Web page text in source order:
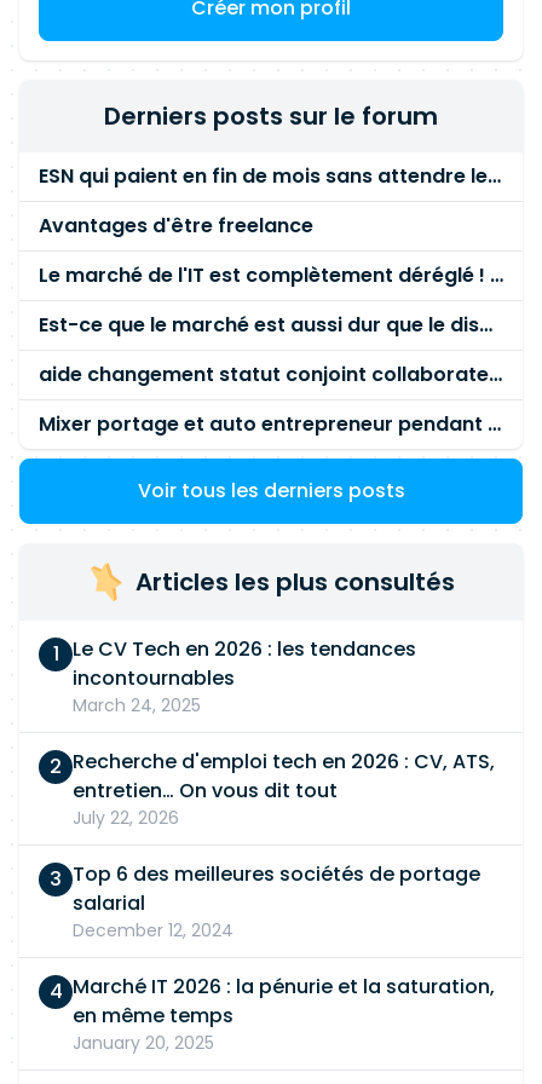
transformation du système d'information. Porter
les décisions et recommandations
prenantes.
Créer mon profil
Derniers posts sur le forum
ESN qui paient en fin de mois sans attendre le paiement client ?
Avantages d'être freelance
Le marché de l'IT est complètement déréglé ! STOP à cette mascarade ! Il faut s'unir et résister !
Est-ce que le marché est aussi dur que le disent les commerciaux ?
aide changement statut conjoint collaborateur
Mixer portage et auto entrepreneur pendant des années - quel risque ?
Voir tous les derniers posts
Articles les plus consultés
Le CV Tech en 2026 : les tendances
incontournables
March 24, 2025
Recherche d'emploi tech en 2026 : CV, ATS,
entretien… On vous dit tout
July 22, 2026
Top 6 des meilleures sociétés de portage
salarial
December 12, 2024
Marché IT 2026 : la pénurie et la saturation,
en même temps
January 20, 2025